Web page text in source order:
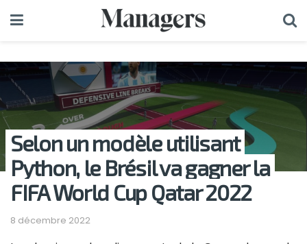
Selon un modèle utilisant
Python, le Brésil va gagner la
FIFA World Cup Qatar 2022
8 décembre 2022